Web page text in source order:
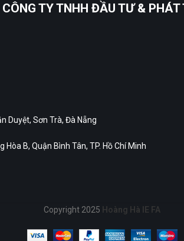
CÔNG TY TNHH ĐẦU TƯ &
Duyệt, Sơn Trà, Đà Nẵng
B, Quận Bình Tân, TP. Hồ Chí Minh
Copyright 2025 Hoàng Hà IE FA